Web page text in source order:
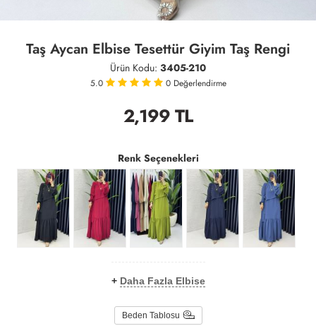
Taş Aycan Elbise Tesettür Giyim Taş Rengi
Ürün Kodu: 3405-210
5.0 0 Değerlendirme
2,199TL
Renk Seçenekleri
+ Daha Fazla Elbise
Beden Tablosu